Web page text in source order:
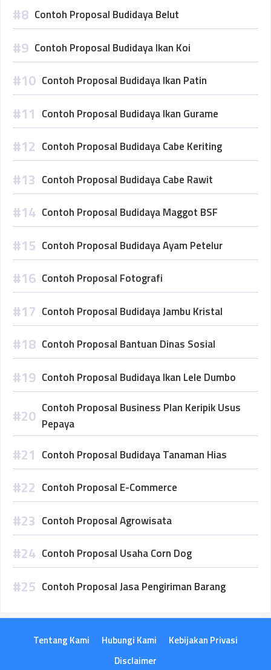
Contoh Proposal Budidaya Belut
Contoh Proposal Budidaya Ikan Koi
Contoh Proposal Budidaya Ikan Patin
Contoh Proposal Budidaya Ikan Gurame
Contoh Proposal Budidaya Cabe Keriting
Contoh Proposal Budidaya Cabe Rawit
Contoh Proposal Budidaya Maggot BSF
Contoh Proposal Budidaya Ayam Petelur
Contoh Proposal Fotografi
Contoh Proposal Budidaya Jambu Kristal
Contoh Proposal Bantuan Dinas Sosial
Contoh Proposal Budidaya Ikan Lele Dumbo
Contoh Proposal Business Plan Keripik Usus
Pepaya
Contoh Proposal Budidaya Tanaman Hias
Contoh Proposal E-Commerce
Contoh Proposal Agrowisata
Contoh Proposal Usaha Corn Dog
Contoh Proposal Jasa Pengiriman Barang
Tentang Kami Hubungi Kami
Kebijakan Privasi
Disclaimer